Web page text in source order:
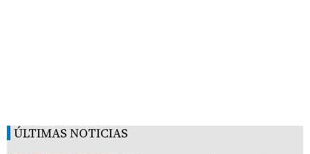
ÚLTIMAS NOTICIAS